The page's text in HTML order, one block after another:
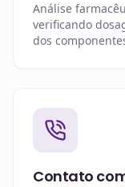
Análise
verificando
dos
Contato